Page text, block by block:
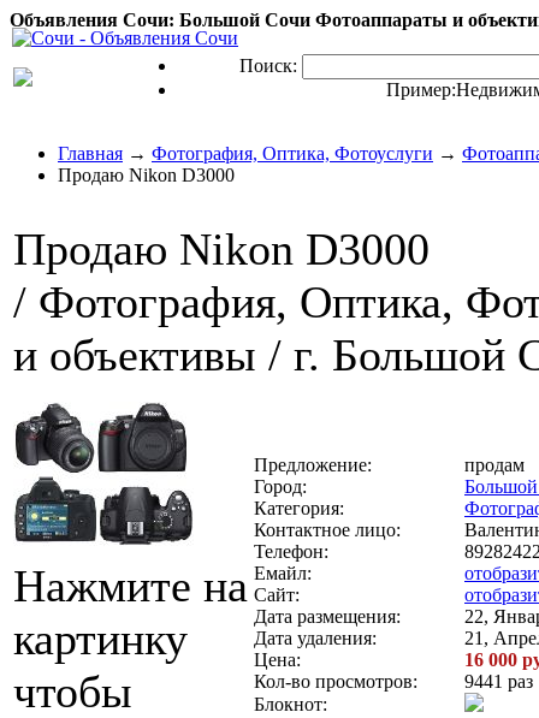
Объявления Сочи: Большой Сочи Фотоаппараты и
Поиск:
Пример:
Главная → Фотография, Оптика, Фотоуслуги →
Продаю Nikon D3000
Продаю Nikon D3000
/ Фотография, Оптика,
и объективы / г. Большой
Нажмите на
картинку
чтобы
Предложение:
продам
Город:
Категория:
Контактное лицо:
Телефон:
Емайл:
Сайт:
Дата размещения:
22,
Дата удаления:
21,
Цена:
16 000
Кол-во просмотров:
9441 раз
Блокнот: